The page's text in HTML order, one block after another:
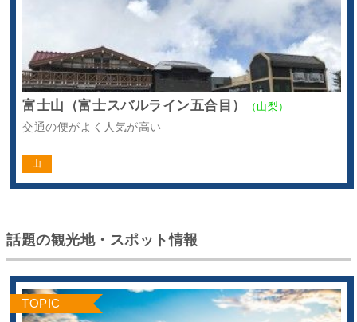
富士山（富士スバルライン五合目）
（山梨）
交通の便がよく人気が高い
山
話題の観光地・スポット情報
TOPIC